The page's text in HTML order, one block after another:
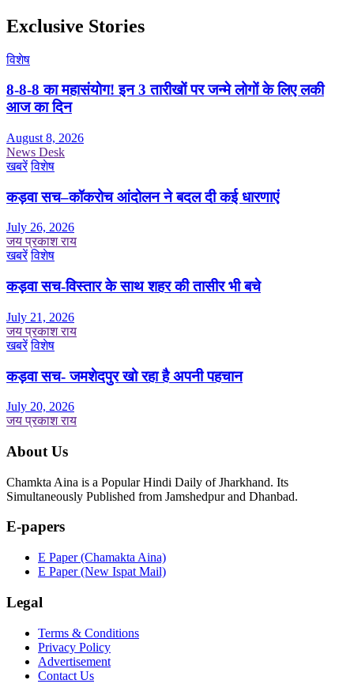
Exclusive Stories
विशेष
8-8-8 का महासंयोग! इन 3 तारीखों पर जन्मे लोगों के लिए लकी
आज का दिन
August 8, 2026
News Desk
खबरें विशेष
कड़वा सच–कॉकरोच आंदोलन ने बदल दी कई धारणाएं
July 26, 2026
जय प्रकाश राय
खबरें विशेष
कड़वा सच-विस्तार के साथ शहर की तासीर भी बचे
July 21, 2026
जय प्रकाश राय
खबरें विशेष
कड़वा सच- जमशेदपुर खो रहा है अपनी पहचान
July 20, 2026
जय प्रकाश राय
About Us
Chamkta Aina is a Popular Hindi Daily of Jharkhand. Its
Simultaneously Published from Jamshedpur and Dhanbad.
E-papers
E Paper (Chamakta Aina)
E Paper (New Ispat Mail)
Legal
Terms & Conditions
Privacy Policy
Advertisement
Contact Us